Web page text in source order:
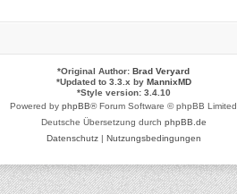
*Original Author: Brad Veryard
*Updated to 3.3.x by MannixMD
*Style version: 3.4.10
Powered by phpBB® Forum Software © phpBB Limited
Deutsche Übersetzung durch phpBB.de
Datenschutz| Nutzungsbedingungen